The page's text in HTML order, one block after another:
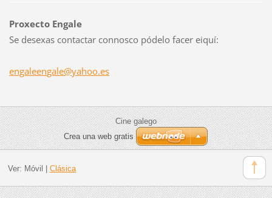
Proxecto Engale
Se desexas contactar connosco pódelo facer eiquí:
engaleengale@yahoo.es
Cine galego
Crea una web gratis
Ver: Móvil | Clásica